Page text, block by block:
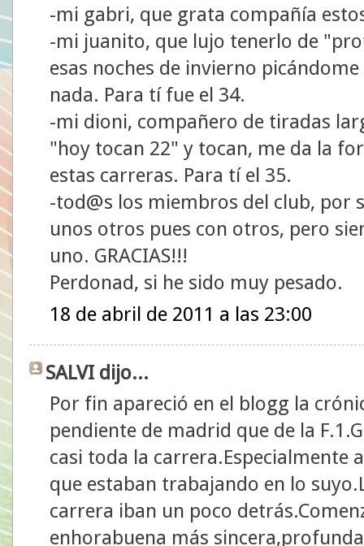
-mi gabri, que grata compañía
-mi juanito, que lujo tenerlo de
esas noches de invierno
nada. Para tí fue el 34.
-mi dioni, compañero de tiradas
"hoy tocan 22" y tocan, me da la
estas carreras. Para tí el 35.
-tod@s los miembros del club, por
unos otros pues con otros, pero
uno. GRACIAS!!!
Perdonad, si he sido muy pesado.
18 de abril de 2011 a las 23:00
SALVI dijo...
Por fin apareció en el blogg la
pendiente de madrid que de la
casi toda la carrera.Especialmente
que estaban trabajando en lo
carrera iban un poco
enhorabuena más